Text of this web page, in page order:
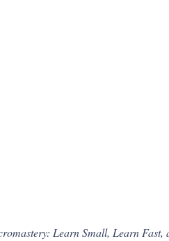
Learn Small, Learn